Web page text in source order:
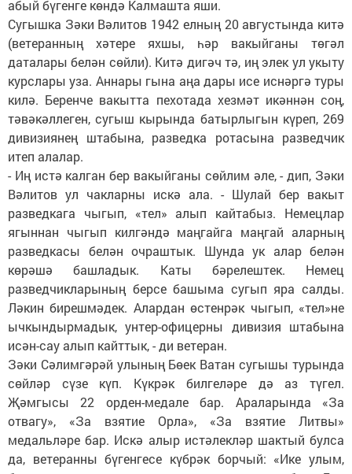
абый бүгенге көндә Калмашта яши.
Сугышка Зәки Вәлитов 1942 елның 20 августында китә
(ветеранның хәтере яхшы, һәр вакыйганы төгәл
даталары белән сөйли). Китә дигәч тә, иң элек ул укыту
курслары уза. Аннары гына аңа дары исе иснәргә туры
килә. Беренче вакытта пехотада хезмәт икәннән соң,
тәвәкәллеген, сугыш кырында батырлыгын күреп, 269
дивизиянең штабына, разведка ротасына разведчик
итеп алалар.
- Иң истә калган бер вакыйганы сөйлим әле, - дип, Зәки
Вәлитов ул чакларны искә ала. - Шулай бер вакыт
разведкага чыгып, «тел» алып кайтабыз. Немецлар
ягыннан чыгып килгәндә маңгайга маңгай аларның
разведкасы белән очраштык. Шунда ук алар белән
көрәшә башладык. Каты бәрелештек. Немец
разведчикларының берсе башыма сугып яра салды.
Ләкин бирешмәдек. Алардан өстенрәк чыгып, «тел»не
ычкындырмадык, унтер-офицерны дивизия штабына
исән-сау алып кайттык, - ди ветеран.
Зәки Сәлимгәрәй улының Бөек Ватан сугышы турында
сөйләр сүзе күп. Күкрәк билгеләре дә аз түгел.
Җәмгысы 22 орден-медале бар. Араларында «За
отвагу», «За взятие Орла», «За взятие Литвы»
медальләре бар. Искә алыр истәлекләр шактый булса
да, ветеранны бүгенгесе күбрәк борчый: «Ике улым,